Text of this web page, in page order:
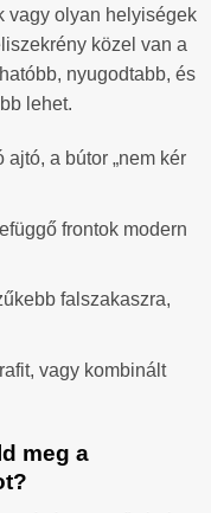
vagy olyan helyiségek
közel van a
nyugodtabb, és
lehet.
a bútor „nem kér
frontok modern
falszakaszra,
vagy kombinált
meg a